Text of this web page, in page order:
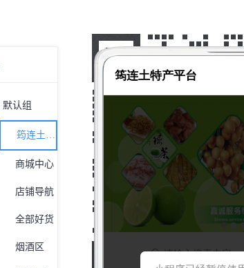
默认组
商城中心
店铺导航
全部好货
烟酒区